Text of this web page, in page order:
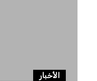
الأخبار